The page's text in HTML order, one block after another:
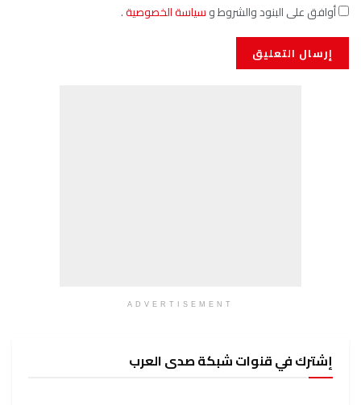
أوافق على البنود والشروط وسياسة الخصوصية.
ADVERTISEMENT
إشترك في قنوات شبكة صدى العرب